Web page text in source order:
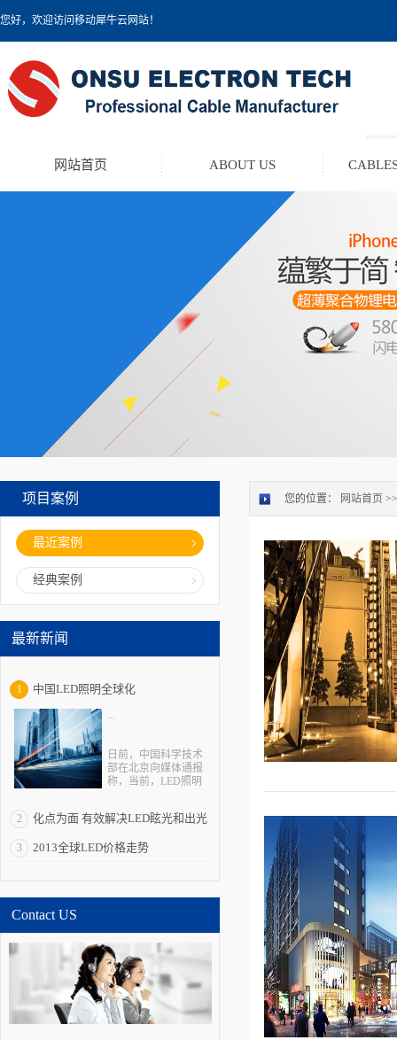
您好，欢迎访问移动犀牛云网站！
网站首页 ABOUT US
项目案例
最近案例
经典案例
最新新闻
1 中国LED照明全球化
...
日前，中国科学技术
部在北京向媒体通报
称，当前，LED照明
应，被全球多个国家
业。“LED照明是一个
环”。 在与发达国
合作计划，中国半导
体照明国家重点实验
室在荷兰代尔夫特大
学建立海外研发实体
机构“国际开放创新中
心”，并共同培养博士
及博士后。中国还与
2 化点为面 有效解决LED眩光和出光
效率低问题
3 2013全球LED价格走势
Contact US
您的位置： 网站首页 >>